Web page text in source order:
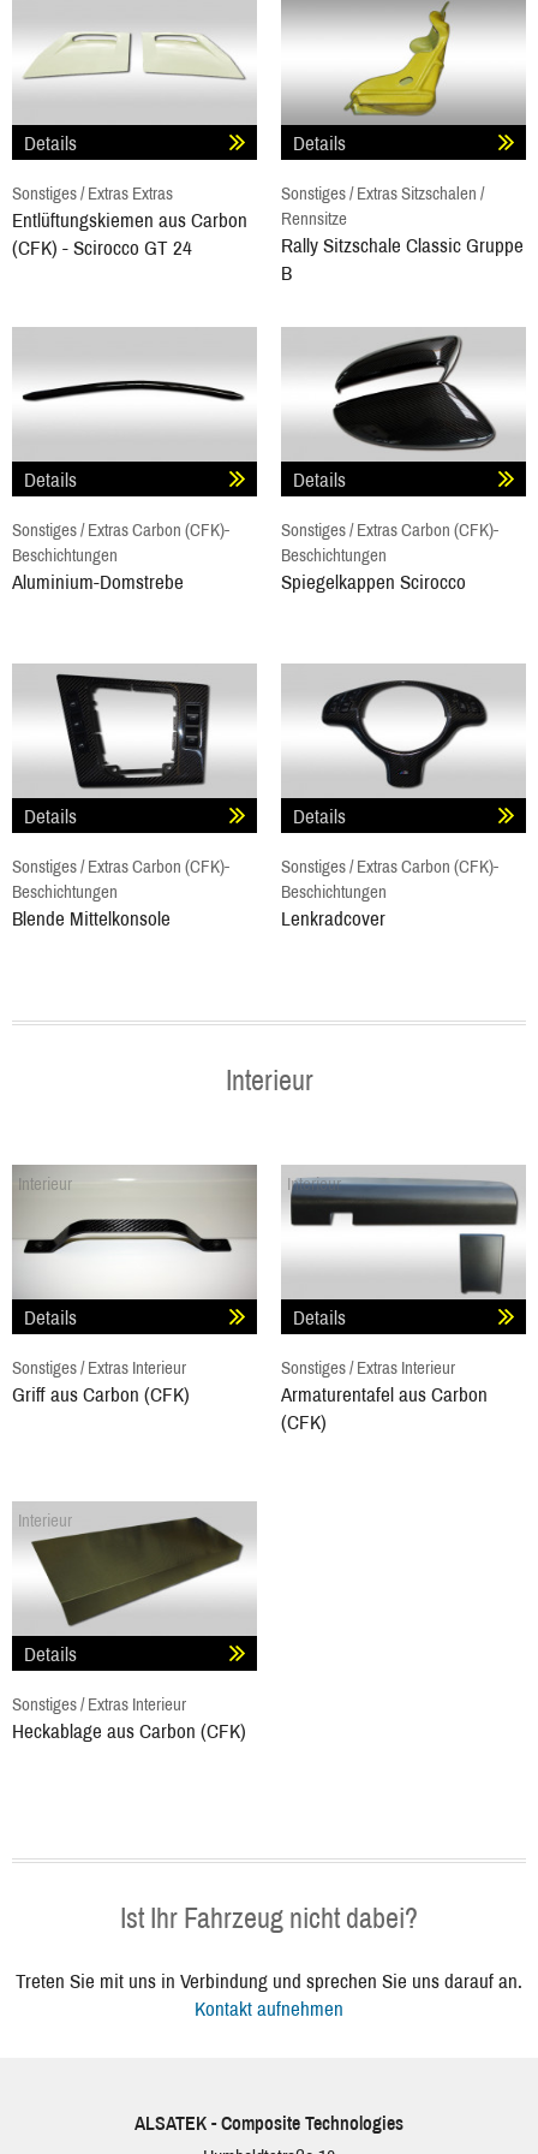
Details
Sonstiges / Extras Extras
Entlüftungskiemen aus Carbon
(CFK) - Scirocco GT 24
Details
Sonstiges / Extras Sitzschalen /
Rennsitze
Rally Sitzschale Classic Gruppe
B
Details
Sonstiges / Extras Carbon (CFK)-
Beschichtungen
Aluminium-Domstrebe
Details
Sonstiges / Extras Carbon (CFK)-
Beschichtungen
Spiegelkappen Scirocco
Details
Sonstiges / Extras Carbon (CFK)-
Beschichtungen
Blende Mittelkonsole
Details
Sonstiges / Extras Carbon (CFK)-
Beschichtungen
Lenkradcover
Interieur
Interieur
Details
Sonstiges / Extras Interieur
Griff aus Carbon (CFK)
Interieur
Details
Sonstiges / Extras Interieur
Armaturentafel aus Carbon
(CFK)
Interieur
Details
Sonstiges / Extras Interieur
Heckablage aus Carbon (CFK)
Ist Ihr Fahrzeug nicht dabei?
Treten Sie mit uns in Verbindung und sprechen Sie uns darauf an.
Kontakt aufnehmen
ALSATEK - Composite Technologies